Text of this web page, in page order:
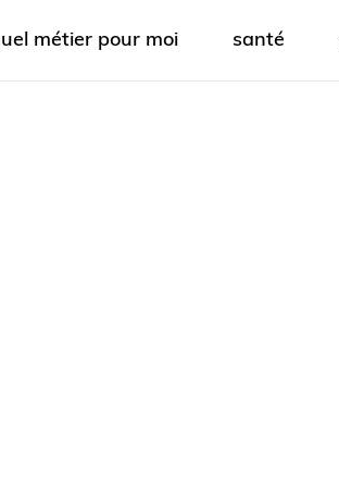
métier pour moi santé